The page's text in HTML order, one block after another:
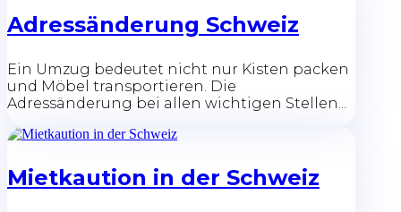
Adressänderung Schweiz
Ein Umzug bedeutet nicht nur Kisten packen
und Möbel transportieren. Die
Adressänderung bei allen wichtigen Stellen...
Mietkaution in der Schweiz